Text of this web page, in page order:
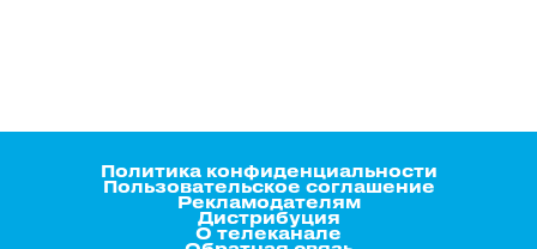
Политика конфиденциальности
Пользовательское соглашение
Рекламодателям
Дистрибуция
О телеканале